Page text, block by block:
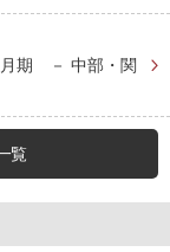
月期 － 中部・関
覧